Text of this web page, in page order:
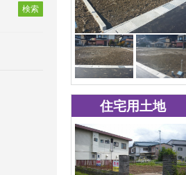
検索
住宅用土地